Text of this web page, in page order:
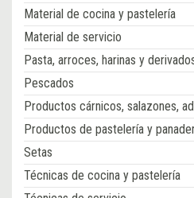
Material de cocina y pastelería
Material de servicio
Pasta, arroces, harinas y
Pescados
Productos cárnicos, salazones,
Productos de pastelería y
Setas
Técnicas de cocina y pastelería